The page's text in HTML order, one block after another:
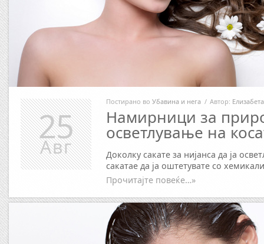
Постирано во Убавина и нега / Автор:
Намирници за
осветлување на
Доколку сакате за нијанса да ја
сакатае да ја оштетувате со
Прочитајте повеќе…»
25
Авг